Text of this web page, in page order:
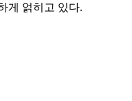
게 얽히고 있다.